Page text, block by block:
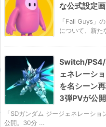
な公式設定
「Fall Guys」
について、新た
Switch/PS4/
ェネレーシ
を名シーン
3弾PVが公開
「SDガンダム ジージェネレーシ
公開。30分 ...